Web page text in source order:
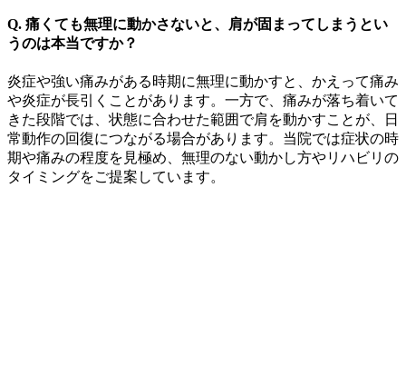
Q. 痛くても無理に動かさないと、肩が固まってしまうとい
うのは本当ですか？
炎症や強い痛みがある時期に無理に動かすと、かえって痛み
や炎症が長引くことがあります。一方で、痛みが落ち着いて
きた段階では、状態に合わせた範囲で肩を動かすことが、日
常動作の回復につながる場合があります。当院では症状の時
期や痛みの程度を見極め、無理のない動かし方やリハビリの
タイミングをご提案しています。